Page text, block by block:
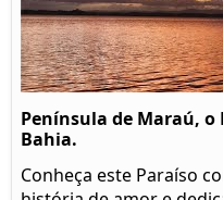
Península de Maraú, o
Bahia.
Conheça este Paraíso